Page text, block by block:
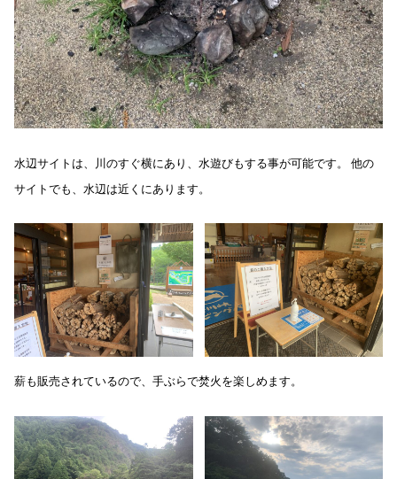
水辺サイトは、川のすぐ横にあり、水遊びもする事が可能です。 他の
サイトでも、水辺は近くにあります。
薪も販売されているので、手ぶらで焚火を楽しめます。